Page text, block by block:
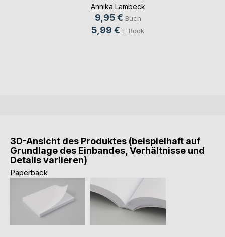
Annika Lambeck
9,95 € Buch
5,99 € E-Book
3D-Ansicht des Produktes (beispielhaft auf
Grundlage des Einbandes, Verhältnisse und
Details variieren)
Paperback